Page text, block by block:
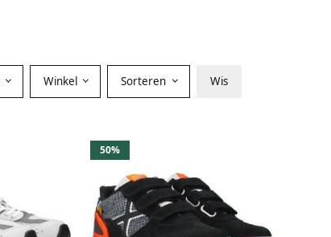
Winkel Sorteren Wis
50%